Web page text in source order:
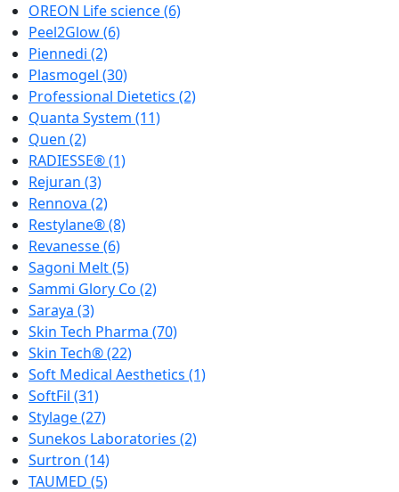
OREON Life science(6)
Peel2Glow(6)
Piennedi (2)
Plasmogel (30)
Professional Dietetics (2)
Quanta System (11)
Quen (2)
RADIESSE®(1)
Rejuran (3)
Rennova (2)
Restylane®(8)
Revanesse(6)
Sagoni Melt(5)
Sammi Glory Co (2)
Saraya (3)
Skin Tech Pharma (70)
Skin Tech®(22)
Soft Medical Aesthetics (1)
SoftFil (31)
Stylage(27)
Sunekos Laboratories (2)
Surtron (14)
TAUMED (5)